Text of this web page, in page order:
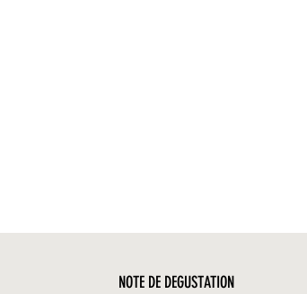
NOTE DE DEGUSTATION